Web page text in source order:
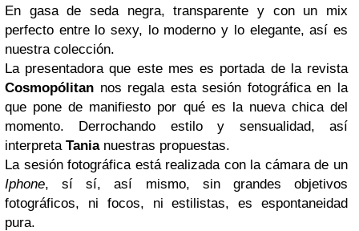
En gasa de seda negra, transparente y con un mix
perfecto entre lo sexy, lo moderno y lo elegante, así es
nuestra colección.
La presentadora que este mes es portada de la revista
Cosmopólitan nos regala esta sesión fotográfica en la
que pone de manifiesto por qué es la nueva chica del
momento. Derrochando estilo y sensualidad, así
interpreta Tanianuestras propuestas.
La sesión fotográfica está realizada con la cámara de un
Iphone, sí sí, así mismo, sin grandes objetivos
fotográficos, ni focos, ni estilistas, es espontaneidad
pura.